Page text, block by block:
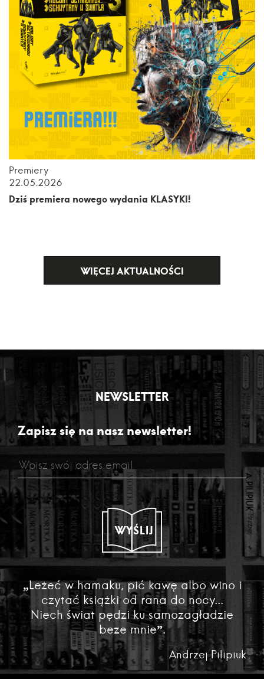
Premiery
22.05.2026
Dziś premiera nowego wydania KLASYKI!
WIĘCEJ AKTUALNOŚCI
NEWSLETTER
Zapisz się na nasz newsletter!
WYŚLIJ
„Leżeć w hamaku, pić kawę albo wino i
czytać książki od rana do nocy...
Niech świat pędzi ku samozagładzie
beze mnie”.
Andrzej Pilipiuk